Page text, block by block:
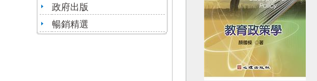
政府出版
暢銷精選